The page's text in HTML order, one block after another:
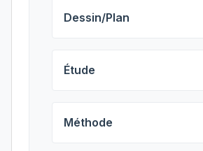
Dessin/Plan
Étude
Méthode